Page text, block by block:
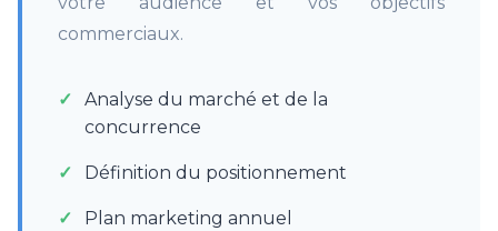
commerciaux.
Analyse du marché et de la
concurrence
Définition du positionnement
Plan marketing annuel